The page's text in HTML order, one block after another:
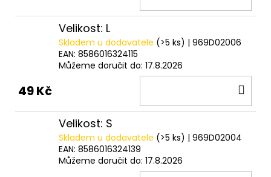
Velikost: L
Skladem u dodavatele (>5 ks) | 969D02006
EAN: 8586016324115
Můžeme doručit do: 17.8.2026
49 Kč
Velikost: S
Skladem u dodavatele (>5 ks) | 969D02004
EAN: 8586016324139
Můžeme doručit do: 17.8.2026
ROHLÍKOVÉ
81
Kč